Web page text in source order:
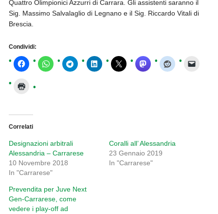
Quattro Olimpionici Azzurri di Carrara. Gli assistenti saranno il
Sig. Massimo Salvalaglio di Legnano e il Sig. Riccardo Vitali di
Brescia.
Condividi:
Correlati
Designazioni arbitrali
Alessandria – Carrarese
10 Novembre 2018
In "Carrarese"
Coralli all’ Alessandria
23 Gennaio 2019
In "Carrarese"
Prevendita per Juve Next
Gen-Carrarese, come
vedere i play-off ad